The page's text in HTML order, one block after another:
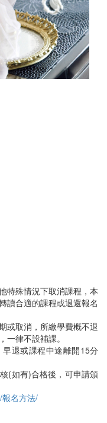
特殊情況下取消課程，本
讀合適的課程或退還報名
或取消，所繳學費概不退
一律不設補課。
退或課程中途離開15分
(如有)合格後，可申請頒
名方法/